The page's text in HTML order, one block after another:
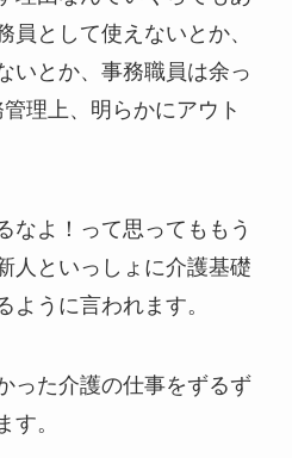
員として使えないとか、
いとか、事務職員は余っ
理上、明らかにアウト
なよ！って思ってももう
人といっしょに介護基礎
ように言われます。
った介護の仕事をずるず
す。